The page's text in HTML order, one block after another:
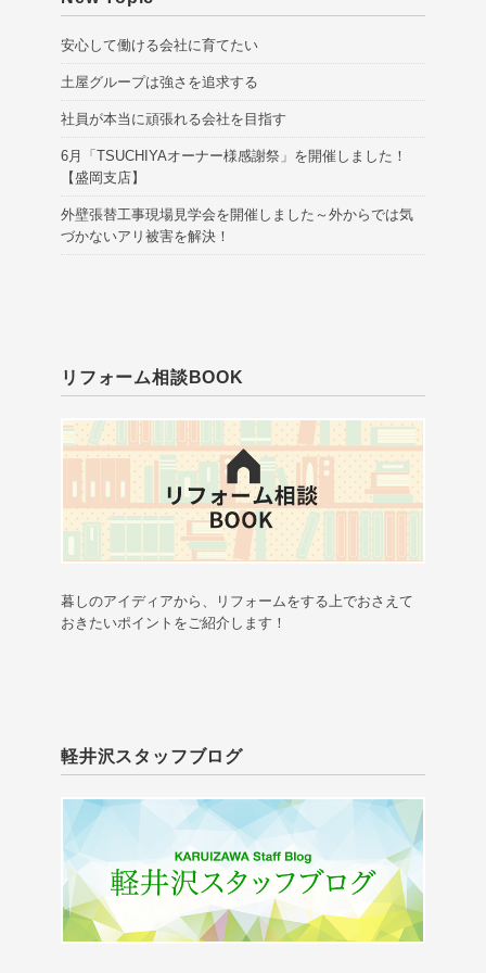
安心して働ける会社に育てたい
土屋グループは強さを追求する
社員が本当に頑張れる会社を目指す
6月「TSUCHIYAオーナー様感謝祭」を開催しました！
【盛岡支店】
外壁張替工事現場見学会を開催しました～外からでは気
づかないアリ被害を解決！
リフォーム相談BOOK
暮しのアイディアから、リフォームをする上でおさえて
おきたいポイントをご紹介します！
軽井沢スタッフブログ